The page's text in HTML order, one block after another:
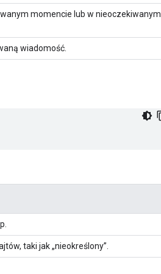
momencie lub w nieoczekiwanym
wiadomość.
taki jak „nieokreślony”.